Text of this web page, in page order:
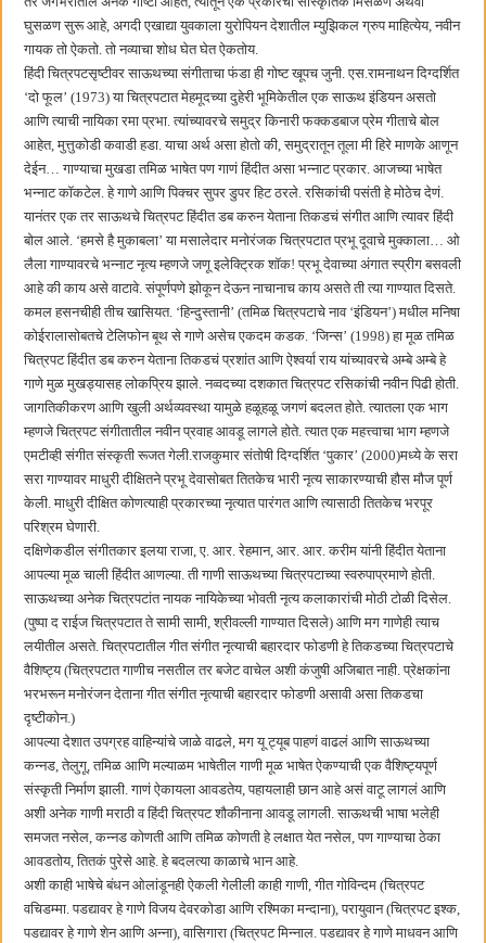
घुसळण सुरू आहे, अगदी एखाद्या युवकाला युरोपियन देशातील म्युझिकल ग्रुप माहित्येय, नवीन
गायक तो ऐकतो. तो नव्याचा शोध घेत घेत ऐकतोय.
हिंदी चित्रपटसृष्टीवर साऊथच्या संगीताचा फंडा ही गोष्ट खूपच जुनी. एस.रामनाथन दिग्दर्शित
‘दो फूल’ (1973) या चित्रपटात मेहमूदच्या दुहेरी भूमिकेतील एक साऊथ इंडियन असतो
आणि त्याची नायिका रमा प्रभा. त्यांच्यावरचे समुद्र किनारी फक्कडबाज प्रेम गीताचे बोल
आहेत, मुत्तुकोडी कवाडी हडा. याचा अर्थ असा होतो की, समुद्रातून तूला मी हिरे माणके आणून
देईन… गाण्याचा मुखडा तमिळ भाषेत पण गाणं हिंदीत असा भन्नाट प्रकार. आजच्या भाषेत
भन्नाट कॉकटेल. हे गाणे आणि पिक्चर सुपर डुपर हिट ठरले. रसिकांची पसंती हे मोठेच देणं.
यानंतर एक तर साऊथचे चित्रपट हिंदीत डब करुन येताना तिकडचं संगीत आणि त्यावर हिंदी
बोल आले. ‘हमसे है मुकाबला’ या मसालेदार मनोरंजक चित्रपटात प्रभू दूवाचे मुक्काला… ओ
लैला गाण्यावरचे भन्नाट नृत्य म्हणजे जणू इलेक्ट्रिक शॉक! प्रभू देवाच्या अंगात स्प्रीग बसवली
आहे की काय असे वाटावे. संपूर्णपणे झोकून देऊन नाचानाच काय असते ती त्या गाण्यात दिसते.
कमल हसनचीही तीच खासियत. ‘हिन्दुस्तानी’ (तमिळ चित्रपटाचे नाव ‘इंडियन’) मधील मनिषा
कोईरालासोबतचे टेलिफोन बूथ से गाणे असेच एकदम कडक. ‘जिन्स’ (1998) हा मूळ तमिळ
चित्रपट हिंदीत डब करुन येताना तिकडचं प्रशांत आणि ऐश्वर्या राय यांच्यावरचे अम्बे अम्बे हे
गाणे मुळ मुखड्यासह लोकप्रिय झाले. नव्वदच्या दशकात चित्रपट रसिकांची नवीन पिढी होती.
जागतिकीकरण आणि खुली अर्थव्यवस्था यामुळे हळूहळू जगणं बदलत होते. त्यातला एक भाग
म्हणजे चित्रपट संगीतातील नवीन प्रवाह आवडू लागले होते. त्यात एक महत्त्वाचा भाग म्हणजे
एमटीव्ही संगीत संस्कृती रूजत गेली.राजकुमार संतोषी दिग्दर्शित ‘पुकार’ (2000)मध्ये के सरा
सरा गाण्यावर माधुरी दीक्षितने प्रभू देवासोबत तितकेच भारी नृत्य साकारण्याची हौस मौज पूर्ण
केली. माधुरी दीक्षित कोणत्याही प्रकारच्या नृत्यात पारंगत आणि त्यासाठी तितकेच भरपूर
परिश्रम घेणारी.
दक्षिणेकडील संगीतकार इलया राजा, ए. आर. रेहमान, आर. आर. करीम यांनी हिंदीत येताना
आपल्या मूळ चाली हिंदीत आणल्या. ती गाणी साऊथच्या चित्रपटाच्या स्वरुपाप्रमाणे होती.
साऊथच्या अनेक चित्रपटांत नायक नायिकेच्या भोवती नृत्य कलाकारांची मोठी टोळी दिसेल.
(पुष्पा द राईज चित्रपटात ते सामी सामी, श्रीवल्ली गाण्यात दिसले) आणि मग गाणेही त्याच
लयीतील असते. चित्रपटातील गीत संगीत नृत्याची बहारदार फोडणी हे तिकडच्या चित्रपटाचे
वैशिष्ट्य (चित्रपटात गाणीच नसतील तर बजेट वाचेल अशी कंजुषी अजिबात नाही. प्रेक्षकांना
भरभरून मनोरंजन देताना गीत संगीत नृत्याची बहारदार फोडणी असावी असा तिकडचा
दृष्टीकोन.)
आपल्या देशात उपग्रह वाहिन्यांचे जाळे वाढले, मग यू ट्यूब पाहणं वाढलं आणि साऊथच्या
कन्नड, तेलुगू, तमिळ आणि मल्याळम भाषेतील गाणी मूळ भाषेत ऐकण्याची एक वैशिष्ट्यपूर्ण
संस्कृती निर्माण झाली. गाणं ऐकायला आवडतेय, पहायलाही छान आहे असं वाटू लागलं आणि
अशी अनेक गाणी मराठी व हिंदी चित्रपट शौकीनाना आवडू लागली. साऊथची भाषा भलेही
समजत नसेल, कन्नड कोणती आणि तमिळ कोणती हे लक्षात येत नसेल, पण गाण्याचा ठेका
आवडतोय, तितकं पुरेसे आहे. हे बदलत्या काळाचे भान आहे.
अशी काही भाषेचे बंधन ओलांडूनही ऐकली गेलीली काही गाणी, गीत गोविन्दम (चित्रपट
वचिडम्मा. पडद्यावर हे गाणे विजय देवरकोडा आणि रश्मिका मन्दाना), परायुवान (चित्रपट इश्क,
पडद्यावर हे गाणे शेन आणि अन्ना), वासिगारा (चित्रपट मिन्नाल. पडद्यावर हे गाणे माधवन आणि